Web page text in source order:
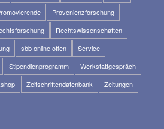
Provenienzforschung
Rechtswissenschaften
sbb online offen
Service
Stipendienprogramm
Werkstattgespräch
Zeitschriftendatenbank
Zeitungen